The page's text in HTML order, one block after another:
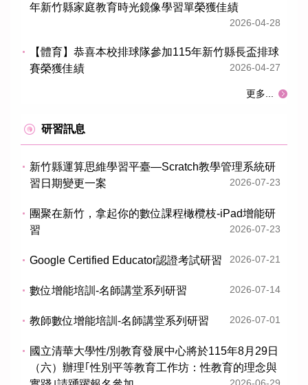
年新竹縣家庭教育時光鏡像學習單榮獲佳績
2026-04-28
【體育】恭喜本校排球隊參加115年新竹縣長盃排球
賽榮獲佳績
2026-04-27
更多...
研習訊息
新竹縣運算思維學習平臺—Scratch教學管理系統研
習日期變更一案
2026-07-23
團聚在新竹，拿起你的數位課程橄欖枝-iPad增能研
習
2026-07-23
Google Certified Educator認證考試研習 2026-07-21
數位增能培訓-名師講堂系列研習 2026-07-14
教師數位增能培訓-名師講堂系列研習 2026-07-01
國立清華大學性/別教育發展中心將於115年8月29日
（六）辦理｢性別平等教育工作坊：性教育的理念與